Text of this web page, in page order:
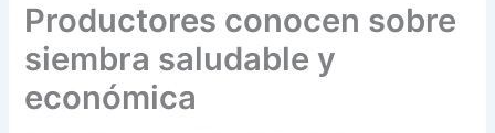
Productores conocen sobre
siembra saludable y
económica